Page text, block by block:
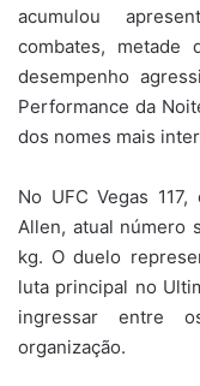
acumulou
combates, metade
desempenho
Performance da
dos nomes mais
No UFC Vegas
Allen, atual número
kg. O duelo
luta principal no
ingressar entre
organização.